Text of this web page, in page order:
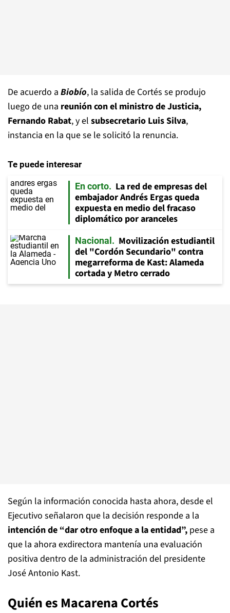
De acuerdo a Biobío, la salida de Cortés se produjo
luego de una reunión con el ministro de Justicia,
Fernando Rabat, y el subsecretario Luis Silva,
instancia en la que se le solicitó la renuncia.
Te puede interesar
En corto
La red de empresas del
embajador Andrés Ergas queda
expuesta en medio del fracaso
diplomático por aranceles
Nacional
Movilización estudiantil
del "Cordón Secundario" contra
megarreforma de Kast: Alameda
cortada y Metro cerrado
Según la información conocida hasta ahora, desde el
Ejecutivo señalaron que la decisión responde a la
intención de “dar otro enfoque a la entidad”, pese a
que la ahora exdirectora mantenía una evaluación
positiva dentro de la administración del presidente
José Antonio Kast.
Quién es Macarena Cortés